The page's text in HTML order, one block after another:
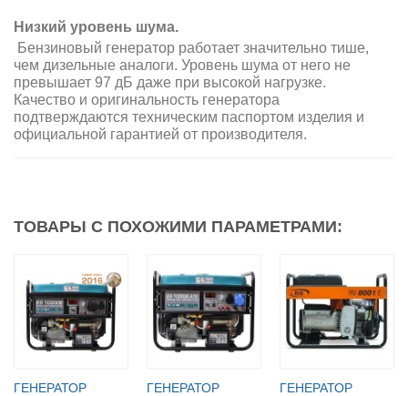
Низкий уровень шума.
Бензиновый генератор работает значительно тише,
чем дизельные аналоги. Уровень шума от него не
превышает 97 дБ даже при высокой нагрузке.
Качество и оригинальность генератора
подтверждаются техническим паспортом изделия и
официальной гарантией от производителя.
ТОВАРЫ С ПОХОЖИМИ ПАРАМЕТРАМИ:
ГЕНЕРАТОР
ГЕНЕРАТОР
ГЕНЕРАТОР